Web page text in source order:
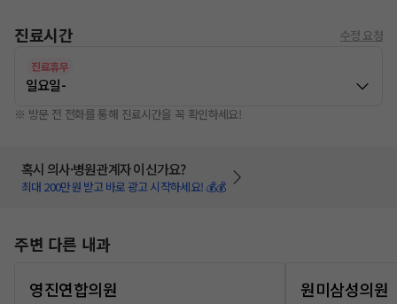
진료시간 수정 요청
진료휴무
일요일-
※ 방문 전 전화를 통해 진료시간을 꼭 확인하세요!
혹시 의사·병원관계자 이신가요?
최대 200만원 받고 바로 광고 시작하세요! 💰💰
주변 다른 내과
영진연합의원
원미삼성의원